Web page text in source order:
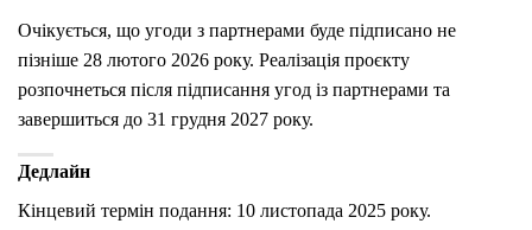
Очікується, що угоди з партнерами буде підписано не
пізніше 28 лютого 2026 року. Реалізація проєкту
розпочнеться після підписання угод із партнерами та
завершиться до 31 грудня 2027 року.
Дедлайн
Кінцевий термін подання: 10 листопада 2025 року.